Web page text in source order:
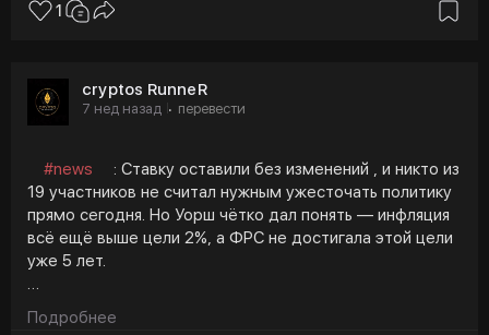
1
cryptos RunneR
7 нед назад · перевести
#news
: Ставку оставили без изменений , и никто из
19 участников не считал нужным ужесточать политику
прямо сегодня. Но Уорш чётко дал понять — инфляция
всё ещё выше цели 2%, а ФРС не достигала этой цели
уже 5 лет.
Уорш отказался давать собственные прогнозы, убрал
жёсткий forward guidance и запускает рабочие группы
Подробнее